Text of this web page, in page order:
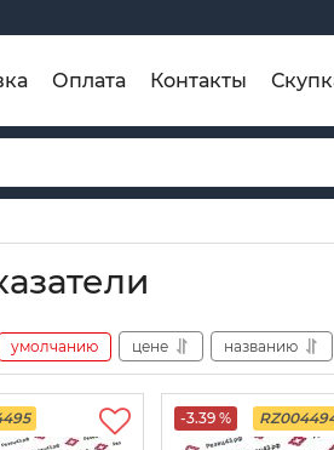
Оплата Контакты
умолчанию цене названию
-3.39 %